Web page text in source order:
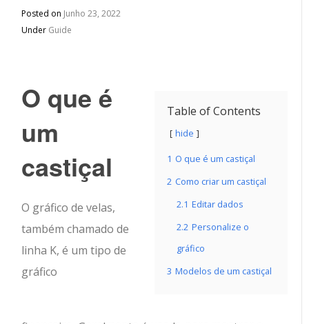
Posted on Junho 23, 2022
Under Guide
Table of Contents
hide
1 O que é um castiçal
2 Como criar um castiçal
2.1 Editar dados
2.2 Personalize o
gráfico
3 Modelos de um castiçal
O que é
um
castiçal
O gráfico de velas,
também chamado de
linha K, é um tipo de
gráfico